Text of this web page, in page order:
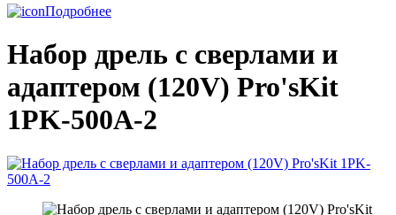
Подробнее
Набор дрель с сверлами и
адаптером (120V) Pro'sKit
1PK-500A-2